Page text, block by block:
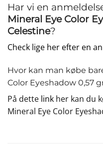
Har vi en
Mineral Eye Color
Celestine?
Check lige her efter en
Hvor kan man købe
Color Eyeshadow 0,57
På dette link her kan du
Mineral Eye Color